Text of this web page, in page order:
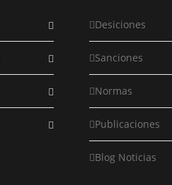
Desiciones
Sanciones
Normas
Publicaciones
Blog Noticias